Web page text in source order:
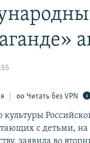
Читать без VPN
культуры
с детьми, на